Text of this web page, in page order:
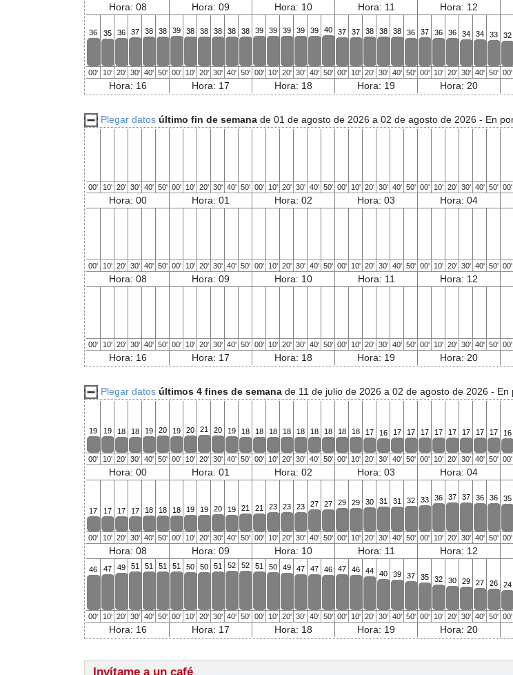
Hora: 08 Hora: 09 Hora: 10 Hora: 11 Hora: 12
36 35 36 37 38 38 39 38 38 38 38 38 39 39 39 39 39 40 37 37 38 38 38 36 37 36 36 34 34 33 32
00' 10' 20' 30' 40' 50' 00' 10' 20' 30' 40' 50' 00' 10' 20' 30' 40' 50' 00' 10' 20' 30' 40' 50' 00' 10' 20' 30' 40' 50' 00'
Hora: 16 Hora: 17 Hora: 18 Hora: 19 Hora: 20
Plegar datos último fin de semana de 01 de agosto de 2026 a 02 de agosto de 2026 - En
00' 10' 20' 30' 40' 50' 00' 10' 20' 30' 40' 50' 00' 10' 20' 30' 40' 50' 00' 10' 20' 30' 40' 50' 00' 10' 20' 30' 40' 50' 00'
Hora: 00 Hora: 01 Hora: 02 Hora: 03 Hora: 04
00' 10' 20' 30' 40' 50' 00' 10' 20' 30' 40' 50' 00' 10' 20' 30' 40' 50' 00' 10' 20' 30' 40' 50' 00' 10' 20' 30' 40' 50' 00'
Hora: 08 Hora: 09 Hora: 10 Hora: 11 Hora: 12
00' 10' 20' 30' 40' 50' 00' 10' 20' 30' 40' 50' 00' 10' 20' 30' 40' 50' 00' 10' 20' 30' 40' 50' 00' 10' 20' 30' 40' 50' 00'
Hora: 16 Hora: 17 Hora: 18 Hora: 19 Hora: 20
Plegar datos últimos 4 fines de semana de 11 de julio de 2026 a 02 de agosto de 2026 - En
19 19 18 18 19 20 19 20 21 20 19 18 18 18 18 18 18 18 18 18 17 16 17 17 17 17 17 17 17 17 16
00' 10' 20' 30' 40' 50' 00' 10' 20' 30' 40' 50' 00' 10' 20' 30' 40' 50' 00' 10' 20' 30' 40' 50' 00' 10' 20' 30' 40' 50' 00'
Hora: 00 Hora: 01 Hora: 02 Hora: 03 Hora: 04
17 17 17 17 18 18 18 19 19 20 19 21 21 23 23 23 27 27 29 29 30 31 31 32 33 36 37 37 36 36 35
00' 10' 20' 30' 40' 50' 00' 10' 20' 30' 40' 50' 00' 10' 20' 30' 40' 50' 00' 10' 20' 30' 40' 50' 00' 10' 20' 30' 40' 50' 00'
Hora: 08 Hora: 09 Hora: 10 Hora: 11 Hora: 12
46 47 49 51 51 51 51 50 50 51 52 52 51 50 49 47 47 46 47 46 44 40 39 37 35 32 30 29 27 26 24
00' 10' 20' 30' 40' 50' 00' 10' 20' 30' 40' 50' 00' 10' 20' 30' 40' 50' 00' 10' 20' 30' 40' 50' 00' 10' 20' 30' 40' 50' 00'
Hora: 16 Hora: 17 Hora: 18 Hora: 19 Hora: 20
Invítame a un café